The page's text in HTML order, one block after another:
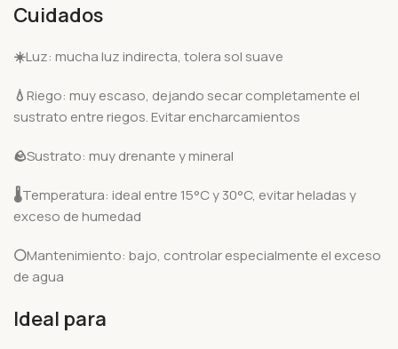
Cuidados
☀️Luz: mucha luz indirecta, tolera sol suave
💧 Riego: muy escaso, dejando secar completamente el
sustrato entre riegos. Evitar encharcamientos
🪨Sustrato: muy drenante y mineral
🌡️Temperatura: ideal entre 15°C y 30°C, evitar heladas y
exceso de humedad
⚪Mantenimiento: bajo, controlar especialmente el exceso
de agua
Ideal para